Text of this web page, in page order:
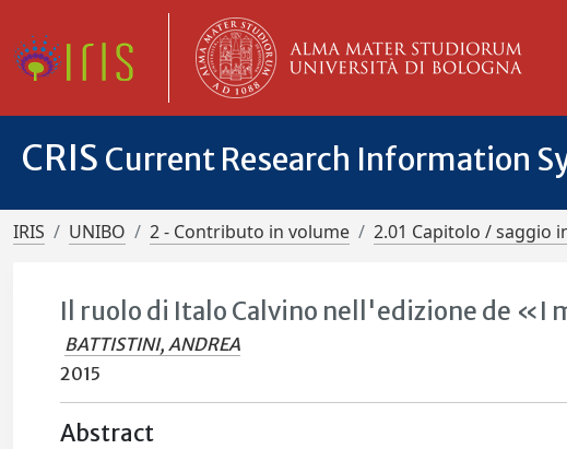
CRIS Current Research Information
IRIS UNIBO 2 - Contributo in volume 2.01 Capitolo / saggio
Il ruolo di Italo Calvino nell'edizione de «I
BATTISTINI, ANDREA
2015
Abstract